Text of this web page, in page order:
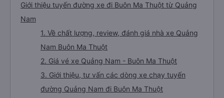
Giới thiệu tuyến đường xe đi Buôn Ma Thuột từ Quảng
Nam
1. Về chất lượng, review, đánh giá nhà xe Quảng
Nam Buôn Ma Thuột
2. Giá vé xe Quảng Nam - Buôn Ma Thuột
3. Giới thiệu, tư vấn các dòng xe chạy tuyến
đường Quảng Nam đi Buôn Ma Thuột